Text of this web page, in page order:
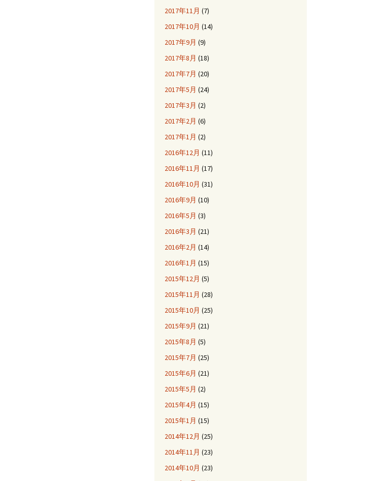
2017年11月 (7)
2017年10月 (14)
2017年9月 (9)
2017年8月 (18)
2017年7月 (20)
2017年5月 (24)
2017年3月 (2)
2017年2月 (6)
2017年1月 (2)
2016年12月 (11)
2016年11月 (17)
2016年10月 (31)
2016年9月 (10)
2016年5月 (3)
2016年3月 (21)
2016年2月 (14)
2016年1月 (15)
2015年12月 (5)
2015年11月 (28)
2015年10月 (25)
2015年9月 (21)
2015年8月 (5)
2015年7月 (25)
2015年6月 (21)
2015年5月 (2)
2015年4月 (15)
2015年1月 (15)
2014年12月 (25)
2014年11月 (23)
2014年10月 (23)